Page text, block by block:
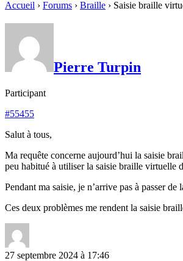
Accueil › Forums › Braille › Saisie braille
Pierre Turpin
Participant
#55455
Salut à tous,
Ma requête concerne aujourd’hui la saisie
peu habitué à utiliser la saisie braille virtuelle
Pendant ma saisie, je n’arrive pas à passer
Ces deux problèmes me rendent la saisie
27 septembre 2024 à 17:46